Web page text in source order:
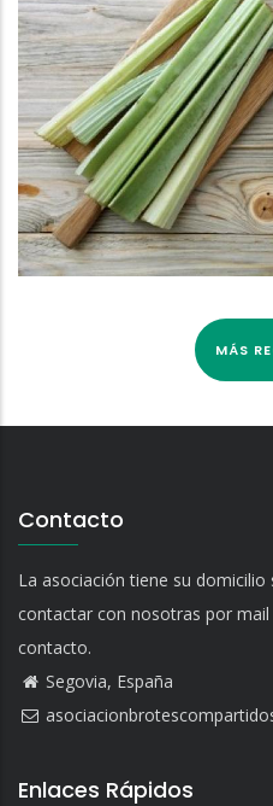
MÁS
Contacto
La asociación tiene su domicilio
contactar con nosotras por
contacto.
Segovia, España
Enlaces Rápidos